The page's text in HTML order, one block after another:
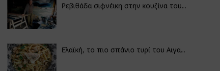
Ρεβιθάδα σιφνέικη στην κουζίνα του...
Ελαϊκή, το πιο σπάνιο τυρί του Αιγα...